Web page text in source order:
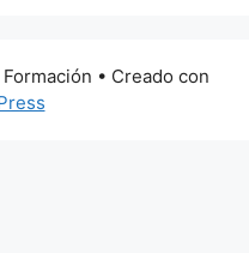
• Creado con